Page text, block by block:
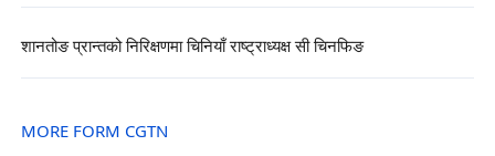
शानतोङ प्रान्तको निरिक्षणमा चिनियाँ राष्ट्राध्यक्ष सी चिनफिङ
MORE FORM CGTN